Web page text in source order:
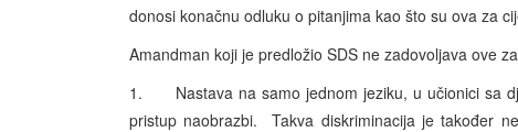
donosi konačnu odluku o pitanjima kao što su ova za
Amandman koji je predložio SDS ne zadovoljava ove
1. Nastava na samo jednom jeziku, u učionici sa
pristup naobrazbi. Takva diskriminacija je također